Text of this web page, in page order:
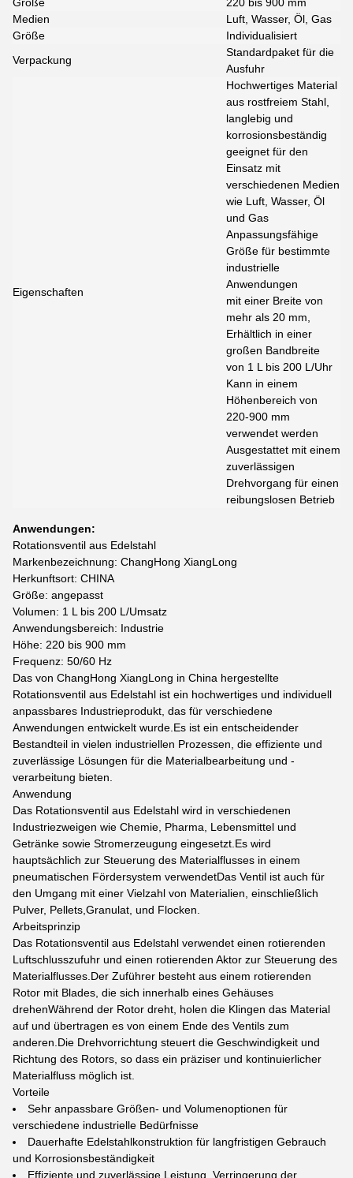
Medien
Luft, Wasser, Öl, Gas
Größe
Individualisiert
Verpackung
Standardpaket für die
Ausfuhr
Eigenschaften
Hochwertiges Material
aus rostfreiem Stahl,
langlebig und
korrosionsbeständig
geeignet für den
Einsatz mit
verschiedenen Medien
wie Luft, Wasser, Öl
und Gas
Anpassungsfähige
Größe für bestimmte
industrielle
Anwendungen
mit einer Breite von
mehr als 20 mm,
Erhältlich in einer
großen Bandbreite
von 1 L bis 200 L/Uhr
Kann in einem
Höhenbereich von
220-900 mm
verwendet werden
Ausgestattet mit einem
zuverlässigen
Drehvorgang für einen
reibungslosen Betrieb
Anwendungen:
Rotationsventil aus Edelstahl
Markenbezeichnung: ChangHong XiangLong
Herkunftsort: CHINA
Größe: angepasst
Volumen: 1 L bis 200 L/Umsatz
Anwendungsbereich: Industrie
Höhe: 220 bis 900 mm
Frequenz: 50/60 Hz
Das von ChangHong XiangLong in China hergestellte
Rotationsventil aus Edelstahl ist ein hochwertiges und individuell
anpassbares Industrieprodukt, das für verschiedene
Anwendungen entwickelt wurde.Es ist ein entscheidender
Bestandteil in vielen industriellen Prozessen, die effiziente und
zuverlässige Lösungen für die Materialbearbeitung und -
verarbeitung bieten.
Anwendung
Das Rotationsventil aus Edelstahl wird in verschiedenen
Industriezweigen wie Chemie, Pharma, Lebensmittel und
Getränke sowie Stromerzeugung eingesetzt.Es wird
hauptsächlich zur Steuerung des Materialflusses in einem
pneumatischen Fördersystem verwendetDas Ventil ist auch für
den Umgang mit einer Vielzahl von Materialien, einschließlich
Pulver, Pellets,Granulat, und Flocken.
Arbeitsprinzip
Das Rotationsventil aus Edelstahl verwendet einen rotierenden
Luftschlusszufuhr und einen rotierenden Aktor zur Steuerung des
Materialflusses.Der Zuführer besteht aus einem rotierenden
Rotor mit Blades, die sich innerhalb eines Gehäuses
drehenWährend der Rotor dreht, holen die Klingen das Material
auf und übertragen es von einem Ende des Ventils zum
anderen.Die Drehvorrichtung steuert die Geschwindigkeit und
Richtung des Rotors, so dass ein präziser und kontinuierlicher
Materialfluss möglich ist.
Vorteile
Sehr anpassbare Größen- und Volumenoptionen für
verschiedene industrielle Bedürfnisse
Dauerhafte Edelstahlkonstruktion für langfristigen Gebrauch
und Korrosionsbeständigkeit
Effiziente und zuverlässige Leistung, Verringerung der